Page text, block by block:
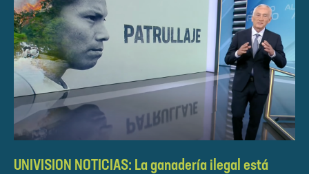
UNIVISION NOTICIAS: La ganadería ilegal está